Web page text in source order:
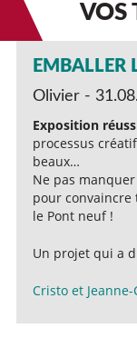
VOS
EMBALLER
Olivier -
Exposition
processus
beaux…
Ne pas
pour
le Pont neuf !
Un projet qui a
Cristo et